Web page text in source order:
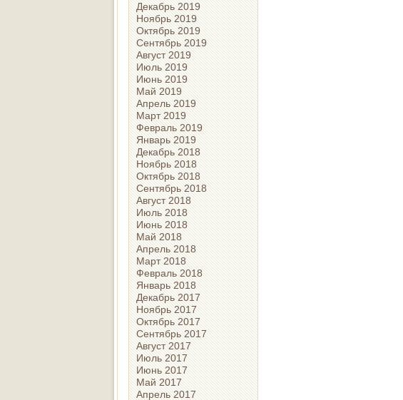
Декабрь 2019
Ноябрь 2019
Октябрь 2019
Сентябрь 2019
Август 2019
Июль 2019
Июнь 2019
Май 2019
Апрель 2019
Март 2019
Февраль 2019
Январь 2019
Декабрь 2018
Ноябрь 2018
Октябрь 2018
Сентябрь 2018
Август 2018
Июль 2018
Июнь 2018
Май 2018
Апрель 2018
Март 2018
Февраль 2018
Январь 2018
Декабрь 2017
Ноябрь 2017
Октябрь 2017
Сентябрь 2017
Август 2017
Июль 2017
Июнь 2017
Май 2017
Апрель 2017